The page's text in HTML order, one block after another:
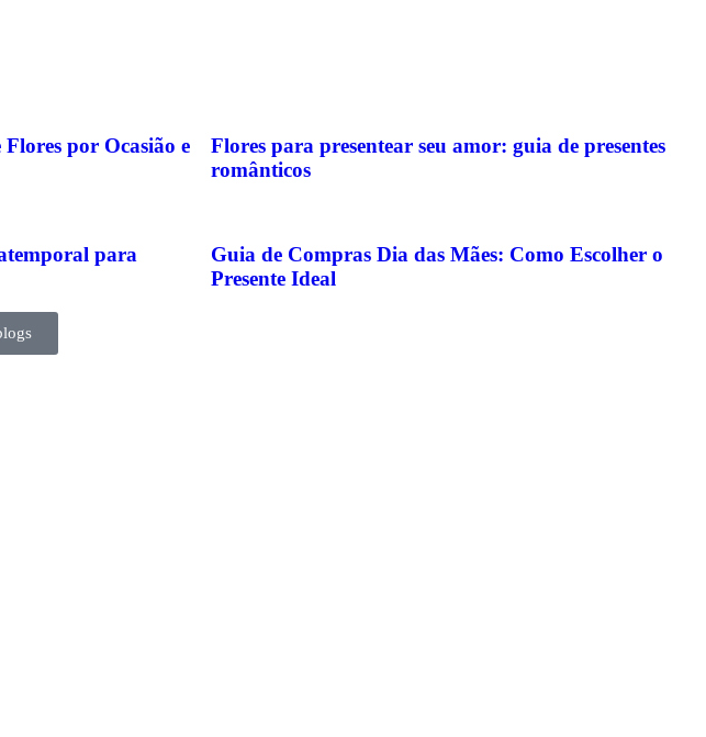
por Ocasião e
Flores para presentear seu amor: guia de presentes
românticos
para
Guia de Compras Dia das Mães: Como Escolher o
Presente Ideal